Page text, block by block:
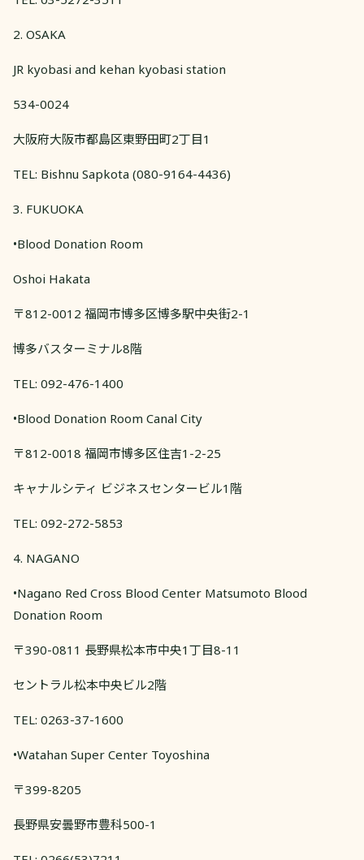
2. OSAKA
JR kyobasi and kehan kyobasi station
534-0024
大阪府大阪市都島区東野田町2丁目1
TEL: Bishnu Sapkota (080-9164-4436)
3. FUKUOKA
•Blood Donation Room
Oshoi Hakata
〒812-0012 福岡市博多区博多駅中央街2-1
博多バスターミナル8階
TEL: 092-476-1400
•Blood Donation Room Canal City
〒812-0018 福岡市博多区住吉1-2-25
キャナルシティ ビジネスセンタービル1階
TEL: 092-272-5853
4. NAGANO
•Nagano Red Cross Blood Center Matsumoto Blood
Donation Room
〒390-0811 長野県松本市中央1丁目8-11
セントラル松本中央ビル2階
TEL: 0263-37-1600
•Watahan Super Center Toyoshina
〒399-8205
長野県安曇野市豊科500-1